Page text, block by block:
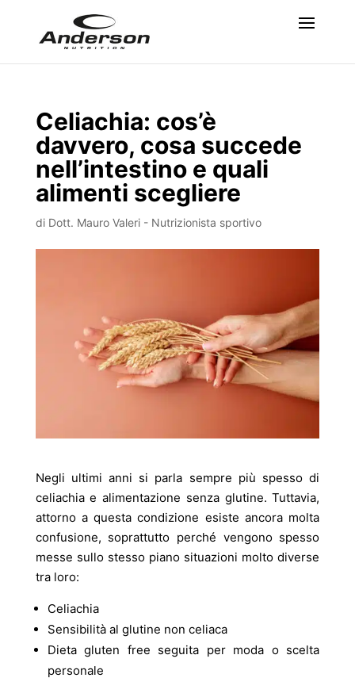
Celiachia: cos’è
davvero, cosa succede
nell’intestino e quali
alimenti scegliere
di Dott. Mauro Valeri - Nutrizionista sportivo
Negli ultimi anni si parla sempre più spesso di
celiachia e alimentazione senza glutine. Tuttavia,
attorno a questa condizione esiste ancora molta
confusione, soprattutto perché vengono spesso
messe sullo stesso piano situazioni molto diverse
tra loro:
Celiachia
Sensibilità al glutine non celiaca
Dieta gluten free seguita per moda o scelta
personale